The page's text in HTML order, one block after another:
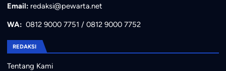
Email: redaksi@pewarta.net
WA: 0812 9000 7751 / 0812 9000 7752
REDAKSI
Tentang Kami